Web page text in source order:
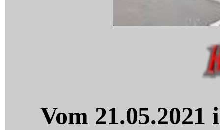
Vom